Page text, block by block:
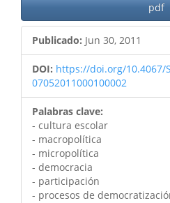
pdf
Publicado: Jun 30, 2011
DOI: https://doi.org/10.4067/
07052011000100002
Palabras clave:
- cultura escolar
- macropolítica
- micropolítica
- democracia
- participación
- procesos de